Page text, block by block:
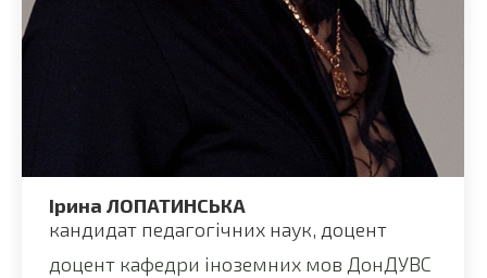
Ірина ЛОПАТИНСЬКА
кандидат педагогічних наук, доцент
доцент кафедри іноземних мов ДонДУВС